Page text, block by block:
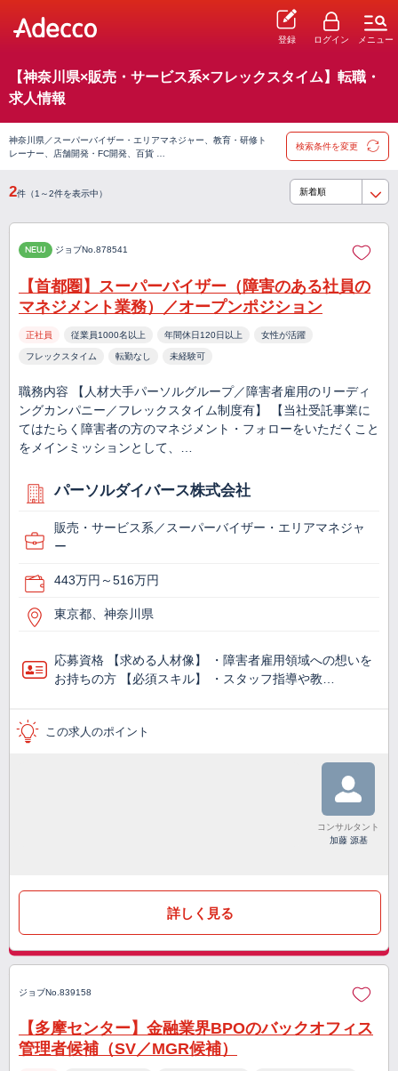
登録 ログイン メニュー
【神奈川県×販売・サービス系×フレックスタイム】転職・
求人情報
神奈川県／スーパーバイザー・エリアマネジャー、教育・研修ト
レーナー、店舗開発・FC開発、百貨 …
検索条件を変更
2件（1～2件を表示中）
NEW ジョブNo.878541
【首都圏】スーパーバイザー（障害のある社員の
マネジメント業務）／オープンポジション
正社員 従業員1000名以上 年間休日120日以上 女性が活躍
フレックスタイム 転勤なし 未経験可
職務内容 【人材大手パーソルグループ／障害者雇用のリーディ
ングカンパニー／フレックスタイム制度有】 【当社受託事業に
てはたらく障害者の方のマネジメント・フォローをいただくこと
をメインミッションとして、…
パーソルダイバース株式会社
販売・サービス系／スーパーバイザー・エリアマネジャ
ー
443万円～516万円
東京都、神奈川県
応募資格 【求める人材像】 ・障害者雇用領域への想いを
お持ちの方 【必須スキル】 ・スタッフ指導や教…
この求人のポイント
コンサルタント
加藤 源基
詳しく見る
ジョブNo.839158
【多摩センター】金融業界BPOのバックオフィス
管理者候補（SV／MGR候補）